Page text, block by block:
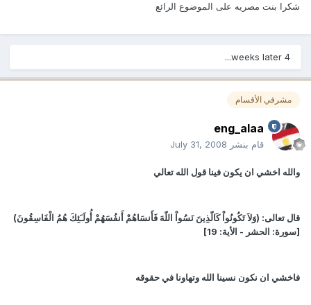
شكرا بنت مصريه على الموضوع الرائع
4 weeks later...
مشرفي الأقسام
eng_alaa
قام بنشر July 31, 2008
والله اخشي ان يكون فينا قول الله تعالي
قال تعالى: (وَلاَ تَكُونُواْ كَالّذِينَ نَسُواْ اللّهَ فَأَنسَاهُمْ أَنفُسَهُمْ أُولَـَئِكَ هُمُ الْفَاسِقُونَ)
[سورة: الحشر - الأية: 19]
فاخشي ان نكون نسينا الله وتهاونا في حقوقه